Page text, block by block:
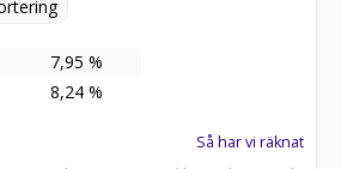
Edition Nu 613 900 kr
finns som Nordic Edition och
kr
är utrustad med 22" fälgar och den
7,95 %
8,24 %
Så har vi räknat